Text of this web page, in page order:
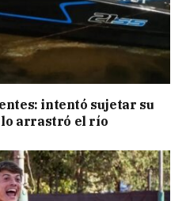
intentó sujetar su
lo arrastró el río